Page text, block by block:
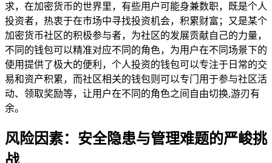
求，在加密货币的世界里，有些用户可能身兼数职，既是个人
投资者，热衷于在市场中寻找投资机会，积累财富；又是某个
加密货币社区的积极参与者，为社区的发展贡献自己的力量，
不同的钱包可以精准对应不同的角色，为用户在不同场景下的
使用提供了极大的便利，个人投资的钱包可以专注于日常的交
易和资产积累，而社区相关的钱包则可以专门用于参与社区活
动、领取奖励等，让用户在不同的角色之间自由切换,游刃有
余。
风险因素：安全隐患与管理难题的严峻挑
战